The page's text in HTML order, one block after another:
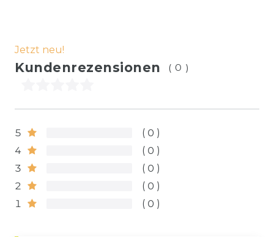
Jetzt neu!
Kundenrezensionen (0)
5
0
4
0
3
0
2
0
1
0